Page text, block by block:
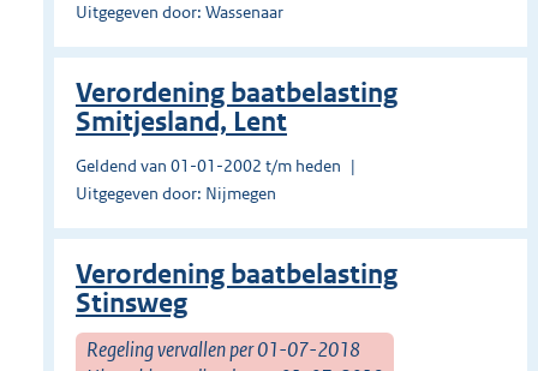
Uitgegeven door: Wassenaar
Verordening baatbelasting
Smitjesland, Lent
Geldend van 01-01-2002 t/m heden
Uitgegeven door: Nijmegen
Verordening baatbelasting
Stinsweg
Regeling vervallen per 01-07-2018